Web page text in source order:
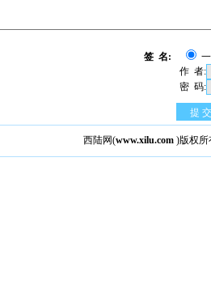
签 名:
作 者:
密 码:
提 交
西陆网(www.xilu.com )版权